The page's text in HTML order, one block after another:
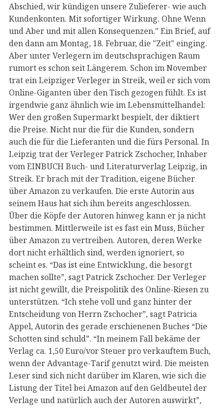
Abschied, wir kündigen unsere Zulieferer- wie auch
Kundenkonten. Mit sofortiger Wirkung. Ohne Wenn
und Aber und mit allen Konsequenzen." Ein Brief, auf
den dann am Montag, 18. Februar, die "Zeit" einging.
Aber unter Verlegern im deutschsprachigen Raum
rumort es schon seit Längerem. Schon im November
trat ein Leipziger Verleger in Streik, weil er sich vom
Online-Giganten über den Tisch gezogen fühlt. Es ist
irgendwie ganz ähnlich wie im Lebensmittelhandel:
Wer den großen Supermarkt bespielt, der diktiert
die Preise. Nicht nur die für die Kunden, sondern
auch die für die Lieferanten und die fürs Personal. In
Leipzig trat der Verleger Patrick Zschocher, Inhaber
vom EINBUCH Buch- und Literaturverlag Leipzig, in
Streik. Er brach mit der Tradition, eigene Bücher
über Amazon zu verkaufen. Die erste Autorin aus
seinem Haus hat sich ihm bereits angeschlossen.
Über die Köpfe der Autoren hinweg kann er ja nicht
bestimmen. Mittlerweile ist es fast ein Muss, Bücher
über Amazon zu vertreiben. Autoren, deren Werke
dort nicht erhältlich sind, werden ignoriert, so
scheint es. “Das ist eine Entwicklung, die besorgt
machen sollte”, sagt Patrick Zschocher. Der Verleger
ist nicht gewillt, die Preispolitik des Online-Riesen zu
unterstützen. “Ich stehe voll und ganz hinter der
Entscheidung von Herrn Zschocher”, sagt Patricia
Appel, Autorin des gerade erschienenen Buches “Die
Schotten sind schuld”. “In meinem Fall bekäme der
Verlag ca. 1,50 Euro/vor Steuer pro verkauftem Buch,
wenn der Advantage-Tarif genutzt wird. Die meisten
Leser sind sich nicht darüber im Klaren, wie sich die
Listung der Titel bei Amazon auf den Geldbeutel der
Verlage und natürlich auch der Autoren auswirkt”,